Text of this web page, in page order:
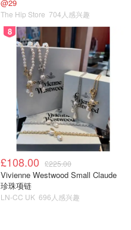
@29
The Hip Store 704人感兴趣
8
£108.00 £225.00
Vivienne Westwood Small Claude
珍珠项链
LN-CC UK 696人感兴趣